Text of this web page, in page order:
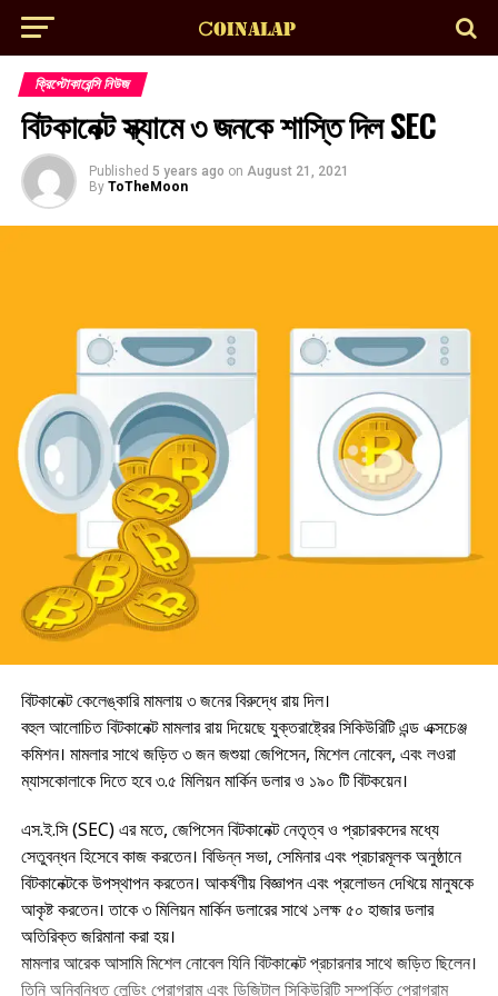
ক্রিপ্টোকারেন্সি নিউজ
বিটকানেক্ট স্ক্যামে ৩ জনকে শাস্তি দিল SEC
Published 5 years ago on August 21, 2021
By ToTheMoon
বিটকানেক্ট কেলেঙ্কারি মামলায় ৩ জনের বিরুদ্ধে রায় দিল।
বহুল আলোচিত বিটকানেক্ট মামলার রায় দিয়েছে যুক্তরাষ্ট্রের সিকিউরিটি এন্ড এক্সচেঞ্জ
কমিশন। মামলার সাথে জড়িত ৩ জন জশুয়া জেপিসেন, মিশেল নোবেল, এবং লওরা
ম্যাসকোলাকে দিতে হবে ৩.৫ মিলিয়ন মার্কিন ডলার ও ১৯০ টি বিটকয়েন।
এস.ই.সি (SEC) এর মতে, জেপিসেন বিটকানেক্ট নেতৃত্ব ও প্রচারকদের মধ্যে
সেতুবন্ধন হিসেবে কাজ করতেন। বিভিন্ন সভা, সেমিনার এবং প্রচারমূলক অনুষ্ঠানে
বিটকানেক্টকে উপস্থাপন করতেন‌। আকর্ষণীয় বিজ্ঞাপন এবং প্রলোভন দেখিয়ে মানুষকে
আকৃষ্ট করতেন। তাকে ৩ মিলিয়ন মার্কিন ডলারের সাথে ১লক্ষ ৫০ হাজার ডলার
অতিরিক্ত জরিমানা করা হয়।
মামলার আরেক আসামি মিশেল নোবেল যিনি বিটকানেক্ট প্রচারনার সাথে জড়িত ছিলেন।
তিনি অনিবন্ধিত লেন্ডিং প্রোগ্রাম এবং ডিজিটাল সিকিউরিটি সম্পর্কিত প্রোগ্রাম